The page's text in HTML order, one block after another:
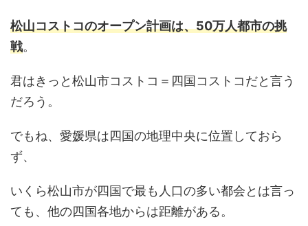
松山コストコのオープン計画は、50万人都市の挑
戦。
君はきっと松山市コストコ＝四国コストコだと言う
だろう。
でもね、愛媛県は四国の地理中央に位置しておら
ず、
いくら松山市が四国で最も人口の多い都会とは言っ
ても、他の四国各地からは距離がある。